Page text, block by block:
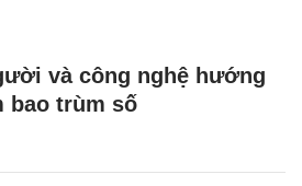
và công nghệ hướng
bao trùm số